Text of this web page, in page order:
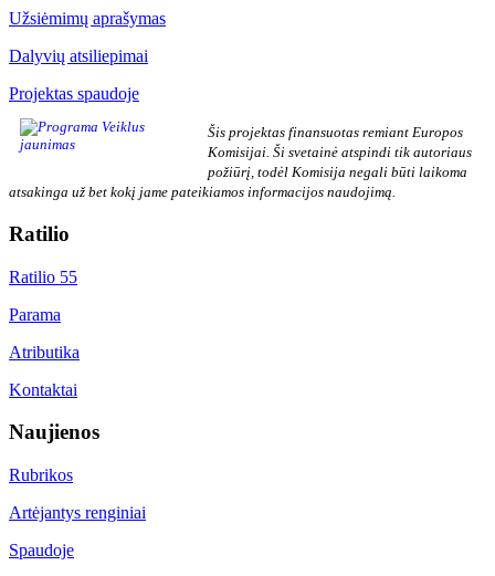
Užsiėmimų aprašymas
Dalyvių atsiliepimai
Projektas spaudoje
Šis projektas finansuotas remiant Europos
Komisijai. Ši svetainė atspindi tik autoriaus
požiūrį, todėl Komisija negali būti laikoma
atsakinga už bet kokį jame pateikiamos informacijos naudojimą.
Ratilio
Ratilio 55
Parama
Atributika
Kontaktai
Naujienos
Rubrikos
Artėjantys renginiai
Spaudoje